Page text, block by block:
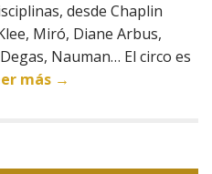
desde Chaplin
Miró, Diane Arbus,
Nauman… El circo es
más →